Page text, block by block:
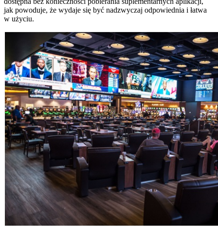
jak powoduje, że wydaje się być nadzwyczaj odpowiednia i łatwa
w użyciu.